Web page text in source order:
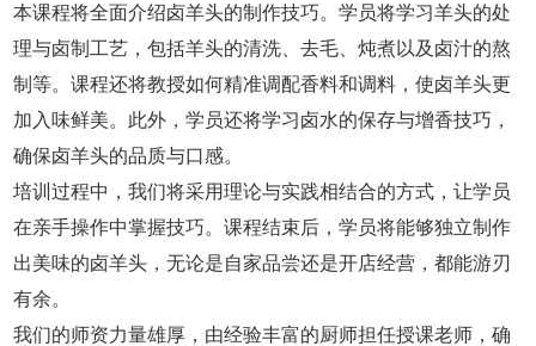
本课程将全面介绍卤羊头的制作技巧。学员将学习羊头的处
理与卤制工艺，包括羊头的清洗、去毛、炖煮以及卤汁的熬
制等。课程还将教授如何精准调配香料和调料，使卤羊头更
加入味鲜美。此外，学员还将学习卤水的保存与增香技巧，
确保卤羊头的品质与口感。
培训过程中，我们将采用理论与实践相结合的方式，让学员
在亲手操作中掌握技巧。课程结束后，学员将能够独立制作
出美味的卤羊头，无论是自家品尝还是开店经营，都能游刃
有余。
我们的师资力量雄厚，由经验丰富的厨师担任授课老师，确